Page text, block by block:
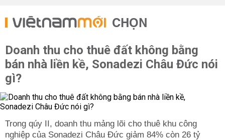
CHỌN
Doanh thu cho thuê đất không bằng
bán nhà liền kề, Sonadezi Châu Đức nói
gì?
Trong qúy II, doanh thu mảng lõi cho thuê khu công
nghiệp của Sonadezi Châu Đức giảm 84% còn 26 tỷ